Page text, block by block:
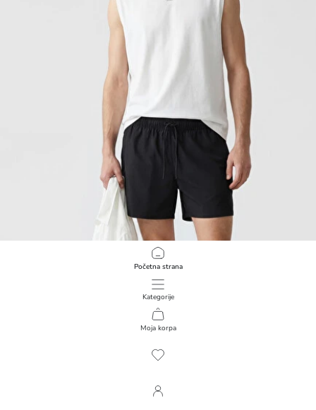
Početna strana
Kategorije
Moja korpa